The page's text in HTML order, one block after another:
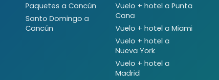
Paquetes a Cancún
Santo Domingo a
Cancún
Vuelo + hotel a Punta
Cana
Vuelo + hotel a Miami
Vuelo + hotel a
Nueva York
Vuelo + hotel a
Madrid